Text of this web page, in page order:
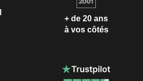
+ de 20 ans
à vos côtés